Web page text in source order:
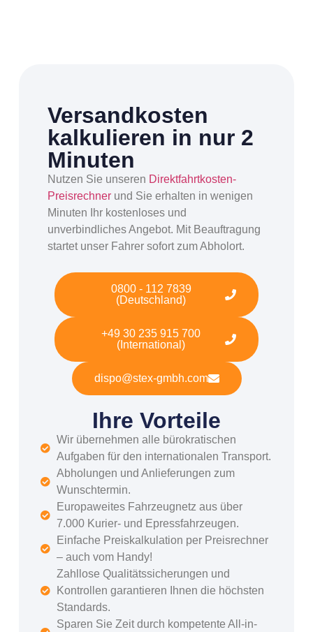
Versandkosten
kalkulieren in nur 2
Minuten
Nutzen Sie unseren Direktfahrtkosten-
Preisrechner und Sie erhalten in wenigen
Minuten Ihr kostenloses und
unverbindliches Angebot. Mit Beauftragung
startet unser Fahrer sofort zum Abholort.
0800 - 112 7839
(Deutschland)
+49 30 235 915 700
(International)
dispo@stex-gmbh.com
Ihre Vorteile
Wir übernehmen alle bürokratischen
Aufgaben für den internationalen Transport.
Abholungen und Anlieferungen zum
Wunschtermin.
Europaweites Fahrzeugnetz aus über
7.000 Kurier- und Epressfahrzeugen.
Einfache Preiskalkulation per Preisrechner
– auch vom Handy!
Zahllose Qualitätssicherungen und
Kontrollen garantieren Ihnen die höchsten
Standards.
Sparen Sie Zeit durch kompetente All-in-